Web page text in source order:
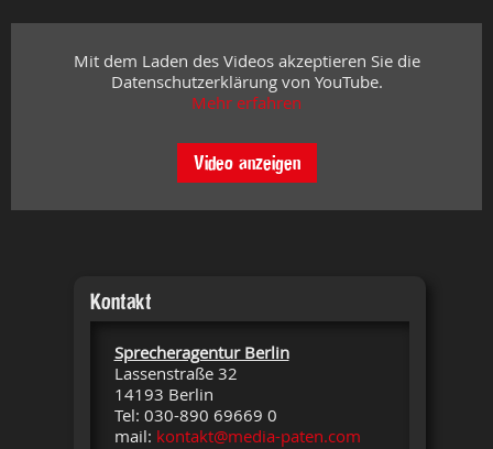
Mit dem Laden des Videos akzeptieren Sie die
Datenschutzerklärung von YouTube.
Mehr erfahren
Video anzeigen
Kontakt
Sprecheragentur Berlin
Lassenstraße 32
14193 Berlin
Tel: 030-890 69669 0
mail: kontakt@media-paten.com